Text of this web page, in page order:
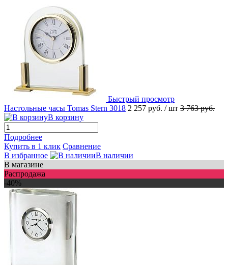
Быстрый просмотр
Настольные часы Tomas Stern 3018 2 257 руб. / шт 3 763 руб.
В корзину
Подробнее
Купить в 1 клик Сравнение
В избранное
В наличии
В магазине
Распродажа
-40%